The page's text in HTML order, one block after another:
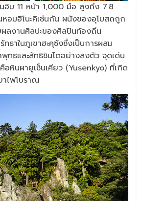
นอิม 11 หน้า 1,000 มือ สูงถึง 7.8
หอมฮิโนะคิเช่นกัน ผนังของอุโบสถถูก
ผลงานศิลปะของศิลปินท้องถิ่น
ธาในภูเขาฮะคุซังซึ่งเป็นการผสม
พุทธและลัทธิชินโตอย่างลงตัว จุดเด่น
หินผายูเซ็นเคียว (Yusenkyo) ที่เกิด
าไฟโบราณ